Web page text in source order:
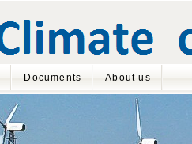
Documents About us